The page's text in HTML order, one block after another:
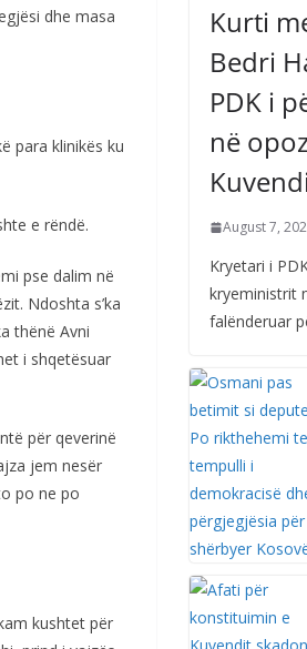
dhe masa
para klinikës ku
e rëndë.
pse dalim në
Ndoshta s’ka
thënë Avni
i shqetësuar
për qeverinë
jem nesër
po ne po
kushtet për
Kurti
Bedri
PDK i
në
August 7,
Kryetari i
kryeministrit
falënderuar